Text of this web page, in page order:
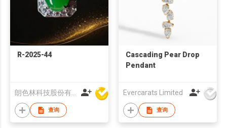
R-2025-44
朗色林科技股份有限公司
查询
Cascading Pear Drop
Pendant
Evercarats Limited
查询